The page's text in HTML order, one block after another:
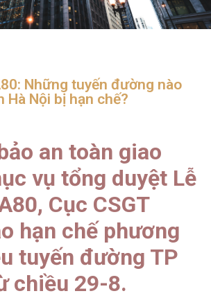
Những tuyến đường nào
Hà Nội bị hạn chế?
an toàn giao
vụ tổng duyệt Lễ
Cục CSGT
hạn chế phương
tuyến đường TP
chiều 29-8.